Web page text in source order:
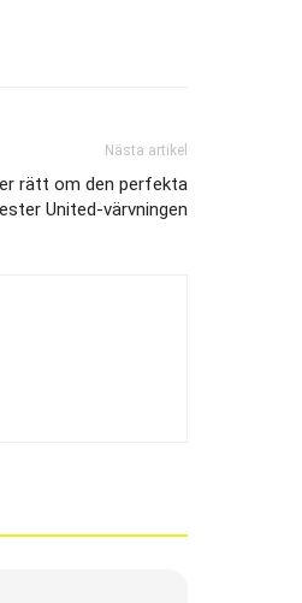
Nästa artikel
rätt om den perfekta
United-värvningen